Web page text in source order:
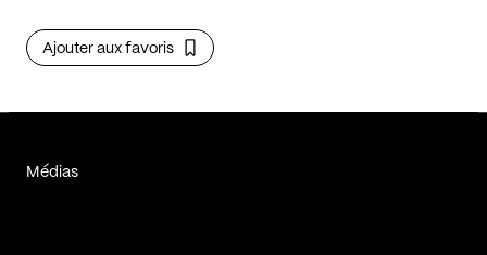
Ajouter aux favoris
Médias